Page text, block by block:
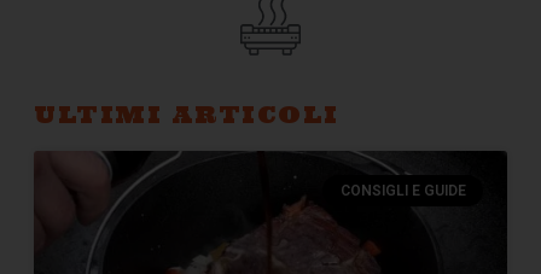
ULTIMI ARTICOLI
CONSIGLI E GUIDE